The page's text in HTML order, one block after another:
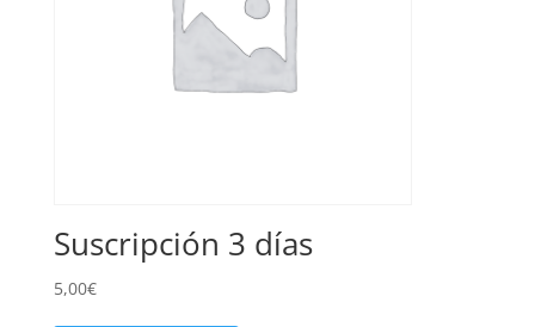
Suscripción 3 días
5,00€